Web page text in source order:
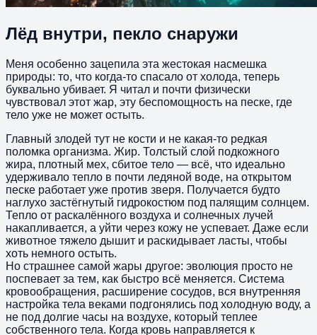
Лёд внутри, пекло снаружи
Меня особенно зацепила эта жестокая насмешка
природы: то, что когда-то спасало от холода, теперь
буквально убивает. Я читал и почти физически
чувствовал этот жар, эту беспомощность на песке, где
тело уже не может остыть.
Главный злодей тут не кости и не какая-то редкая
поломка организма. Жир. Толстый слой подкожного
жира, плотный мех, сбитое тело — всё, что идеально
удерживало тепло в почти ледяной воде, на открытом
песке работает уже против зверя. Получается будто
наглухо застёгнутый гидрокостюм под палящим солнцем.
Тепло от раскалённого воздуха и солнечных лучей
накапливается, а уйти через кожу не успевает. Даже если
животное тяжело дышит и раскидывает ласты, чтобы
хоть немного остыть.
Но страшнее самой жары другое: эволюция просто не
поспевает за тем, как быстро всё меняется. Система
кровообращения, расширение сосудов, вся внутренняя
настройка тела веками подгонялись под холодную воду, а
не под долгие часы на воздухе, который теплее
собственного тела. Когда кровь направляется к